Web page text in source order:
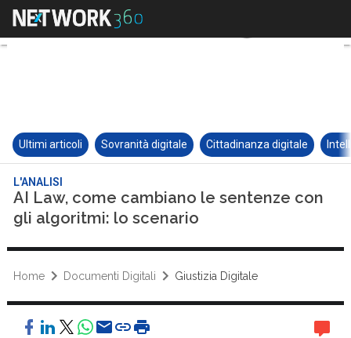
Ultimi articoli Sovranità digitale Cittadinanza digitale
L'ANALISI
AI Law, come cambiano le sentenze con
gli algoritmi: lo scenario
Home Documenti Digitali Giustizia Digitale